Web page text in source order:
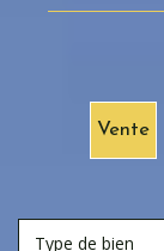
Vente
Type de bien